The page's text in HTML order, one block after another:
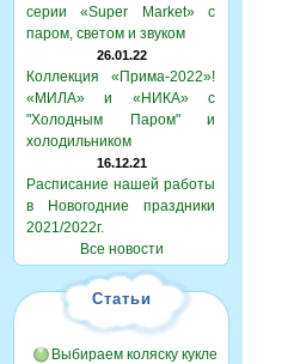
серии «Super Market» с
паром, светом и звуком
26.01.22
Коллекция «Прима-2022»!
«МИЛА» и «НИКА» с
"Холодным Паром" и
холодильником
16.12.21
Расписание нашей работы
в Новогодние праздники
2021/2022г.
Все новости
Статьи
Выбираем коляску кукле